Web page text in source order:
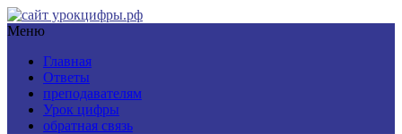
Меню
Главная
Ответы
преподавателям
Урок цифры
обратная связь